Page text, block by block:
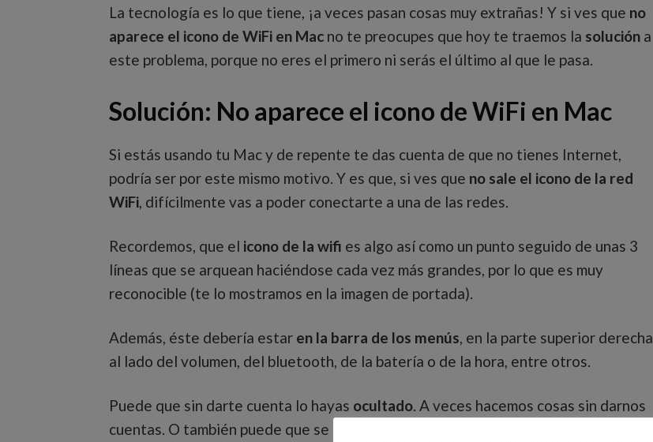
La tecnología es lo que tiene, ¡a veces pasan cosas muy extrañas! Y si ves que no
aparece el icono de WiFi en Mac no te preocupes que hoy te traemos la solución a
este problema, porque no eres el primero ni serás el último al que le pasa.
Solución: No aparece el icono de WiFi en Mac
Si estás usando tu Mac y de repente te das cuenta de que no tienes Internet,
podría ser por este mismo motivo. Y es que, si ves que no sale el icono de la red
WiFi, difícilmente vas a poder conectarte a una de las redes.
Recordemos, que el icono de la wifi es algo así como un punto seguido de unas 3
líneas que se arquean haciéndose cada vez más grandes, por lo que es muy
reconocible (te lo mostramos en la imagen de portada).
Además, éste debería estar en la barra de los menús, en la parte superior derecha
al lado del volumen, del bluetooth, de la batería o de la hora, entre otros.
Puede que sin darte cuenta lo hayas ocultado. A veces hacemos cosas sin darnos
cuentas. O también puede que se haya debido a una actualización o a cualquier